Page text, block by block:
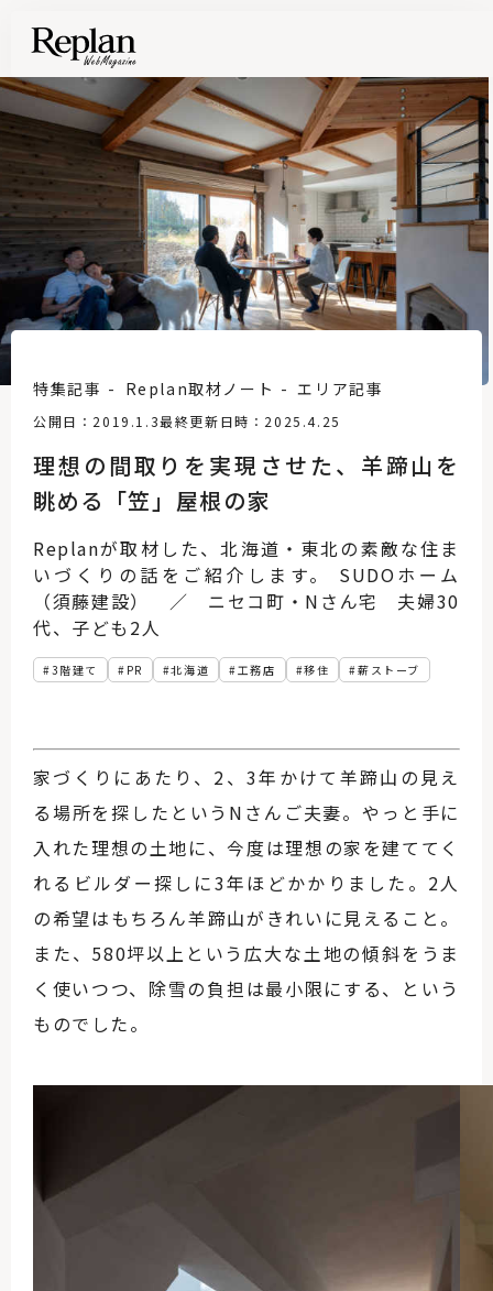
理想の間取りを実現させた、羊蹄山を
眺める「笠」屋根の家
公開日：2019.1.3最終更新日時：2025.4.25
特集記事 Replan取材ノート エリア記事
3階建て PR 北海道 工務店 移住 薪ストーブ
Replanが取材した、北海道・東北の素敵な住ま
いづくりの話をご紹介します。 SUDOホーム
（須藤建設） ／ ニセコ町・Nさん宅 夫婦30
代、子ども2人
家づくりにあたり、2、3年かけて羊蹄山の見え
る場所を探したというNさんご夫妻。やっと手に
入れた理想の土地に、今度は理想の家を建ててく
れるビルダー探しに3年ほどかかりました。2人
の希望はもちろん羊蹄山がきれいに見えること。
また、580坪以上という広大な土地の傾斜をうま
く使いつつ、除雪の負担は最小限にする、という
ものでした。